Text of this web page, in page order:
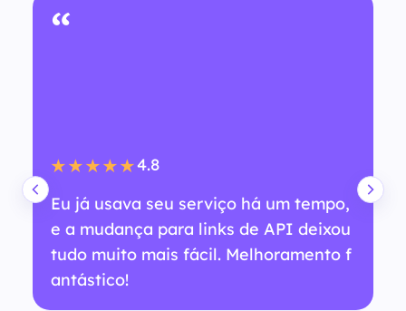
“
★★★★★4.8
Eu já usava seu serviço há um tempo,
e a mudança para links de API deixou
tudo muito mais fácil. Melhoramento f
antástico!